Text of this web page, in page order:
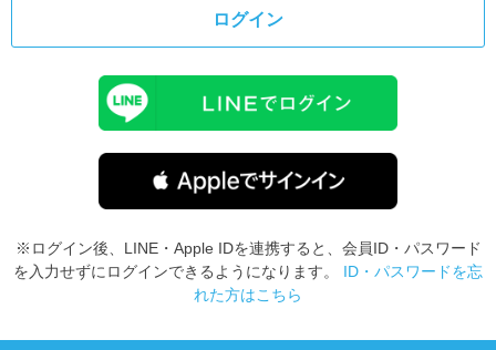
ログイン
※ログイン後、LINE・Apple IDを連携すると、会員ID・パスワード
を入力せずにログインできるようになります。 ID・パスワードを忘
れた方はこちら